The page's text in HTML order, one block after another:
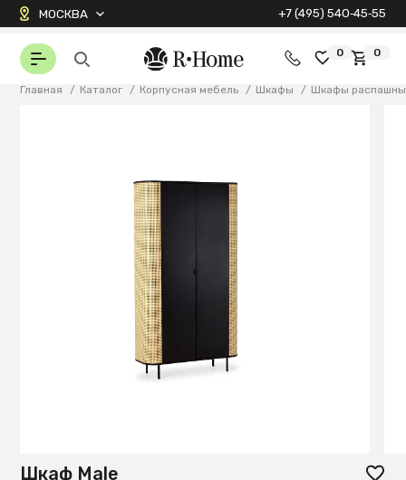
МОСКВА +7 (495) 540‑45‑55
0 0
Главная / Каталог / Корпусная мебель / Шкафы / Шкафы
Шкаф Male